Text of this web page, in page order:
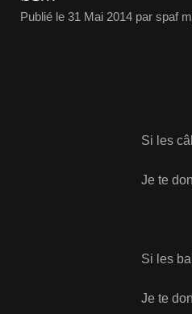
Publié le 31 Mai 2014 par spaf
Si les
Je te
Si les
Je te